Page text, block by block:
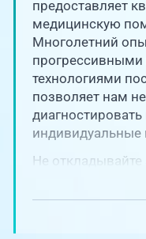
Блог врачей
Новости
Пациентам
+7
Центр
+7
жителей
предоставляет
медицинскую
Многолетний
технологиями
позволяет нам
диагностировать
индивидуальные
Не
ключевую роль